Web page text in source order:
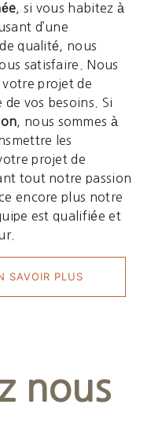
, si vous habitez à
d’une
qualité, nous
satisfaire. Nous
votre projet de
de vos besoins. Si
, nous sommes à
les
projet de
tout notre passion
encore plus notre
est qualifiée et
SAVOIR PLUS
nous